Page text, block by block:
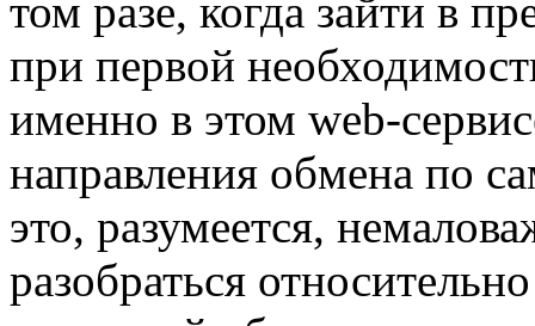
том разе, когда зайти в
при первой
именно в этом web-
направления обмена по
это, разумеется,
разобраться